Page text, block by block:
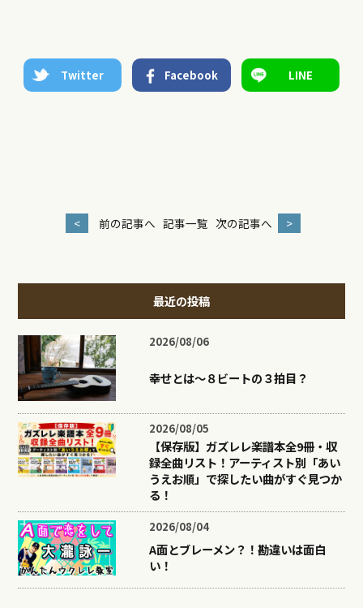
Twitter Facebook LINE
< 前の記事へ 記事一覧 次の記事へ >
最近の投稿
2026/08/06
幸せとは〜８ビートの３拍目？
2026/08/05
【保存版】ガズレレ楽譜本全9冊・収
録全曲リスト！アーティスト別「あい
うえお順」で探したい曲がすぐ見つか
る！
2026/08/04
A面とブレーメン？！勘違いは面白
い！